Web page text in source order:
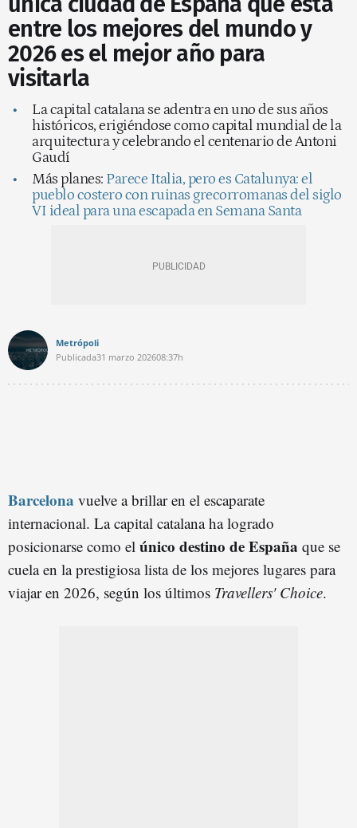
entre los mejores del mundo y
2026 es el mejor año para
visitarla
La capital catalana se adentra en uno de sus años
históricos, erigiéndose como capital mundial de la
arquitectura y celebrando el centenario de Antoni
Gaudí
Más planes: Parece Italia, pero es Catalunya: el
pueblo costero con ruinas grecorromanas del siglo
VI ideal para una escapada en Semana Santa
Metrópoli
Publicada31 marzo 202608:37h
Barcelona vuelve a brillar en el escaparate
internacional. La capital catalana ha logrado
posicionarse como el único destino de España que se
cuela en la prestigiosa lista de los mejores lugares para
viajar en 2026, según los últimos Travellers' Choice.